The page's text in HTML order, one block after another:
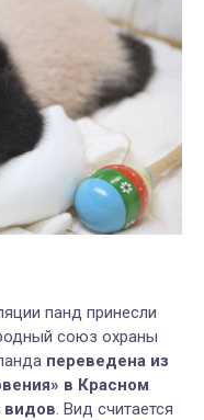
панд принесли
союз охраны
переведена из
в Красном
видов. Вид считается